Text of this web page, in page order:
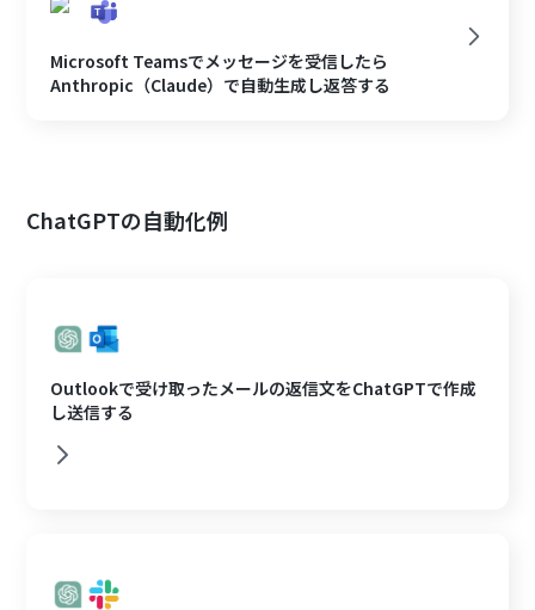
Microsoft Teamsでメッセージを受信したら
Anthropic（Claude）で自動生成し返答する
ChatGPTの自動化例
Outlookで受け取ったメールの返信文をChatGPTで作成
し送信する